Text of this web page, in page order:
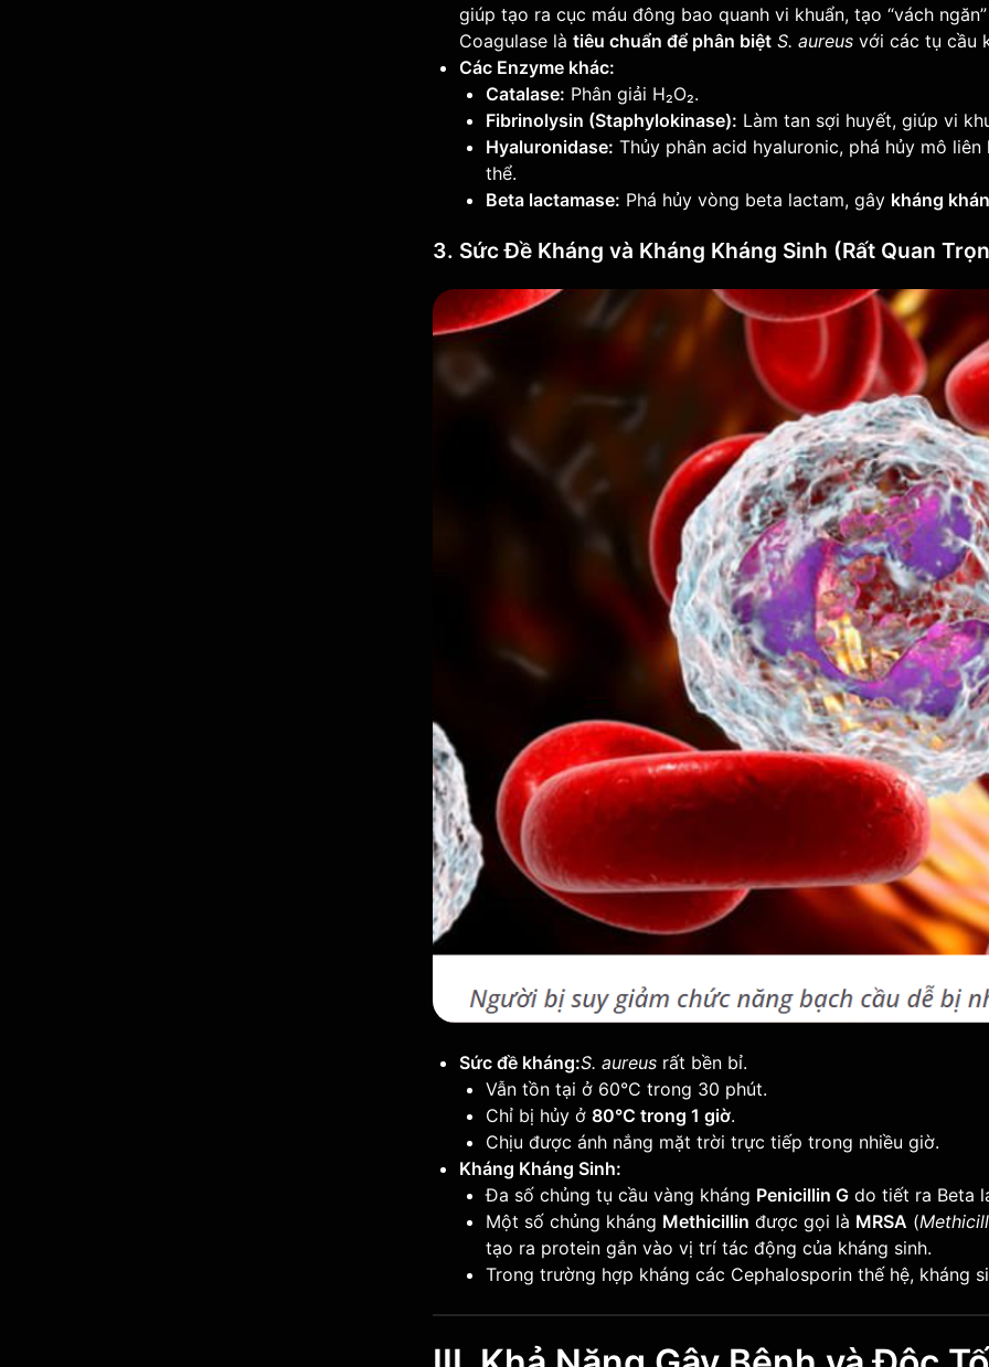
giúp tạo ra cục máu đông bao quanh vi khuẩn, tạo “vách
Coagulase là tiêu chuẩn để phân biệt S. aureus với các tụ cầu
Các Enzyme khác:
Catalase: Phân giải H₂O₂.
Fibrinolysin (Staphylokinase): Làm tan sợi huyết, giúp vi
Hyaluronidase: Thủy phân acid hyaluronic, phá hủy mô
thể.
Beta lactamase: Phá hủy vòng beta lactam, gây kháng
3. Sức Đề Kháng và Kháng Kháng Sinh (Rất Quan
Sức đề kháng:S. aureus rất bền bỉ.
Vẫn tồn tại ở 60°C trong 30 phút.
Chỉ bị hủy ở 80°C trong 1 giờ.
Chịu được ánh nắng mặt trời trực tiếp trong nhiều giờ.
Kháng Kháng Sinh:
Đa số chủng tụ cầu vàng kháng Penicillin G do tiết ra Beta
Một số chủng kháng Methicillin được gọi là MRSA (
tạo ra protein gắn vào vị trí tác động của kháng sinh.
Trong trường hợp kháng các Cephalosporin thế hệ, kháng